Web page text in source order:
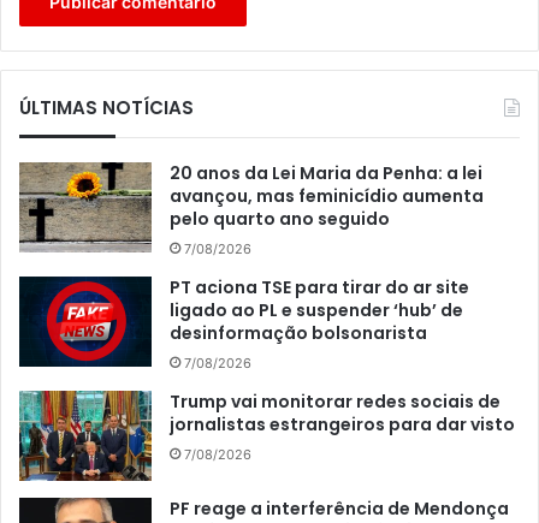
ÚLTIMAS NOTÍCIAS
20 anos da Lei Maria da Penha: a lei
avançou, mas feminicídio aumenta
pelo quarto ano seguido
7/08/2026
PT aciona TSE para tirar do ar site
ligado ao PL e suspender ‘hub’ de
desinformação bolsonarista
7/08/2026
Trump vai monitorar redes sociais de
jornalistas estrangeiros para dar visto
7/08/2026
PF reage a interferência de Mendonça